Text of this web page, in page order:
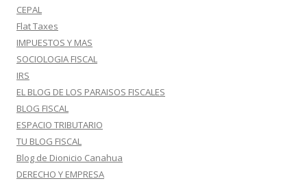
CEPAL
Flat Taxes
IMPUESTOS Y MAS
SOCIOLOGIA FISCAL
IRS
EL BLOG DE LOS PARAISOS FISCALES
BLOG FISCAL
ESPACIO TRIBUTARIO
TU BLOG FISCAL
Blog de Dionicio Canahua
DERECHO Y EMPRESA